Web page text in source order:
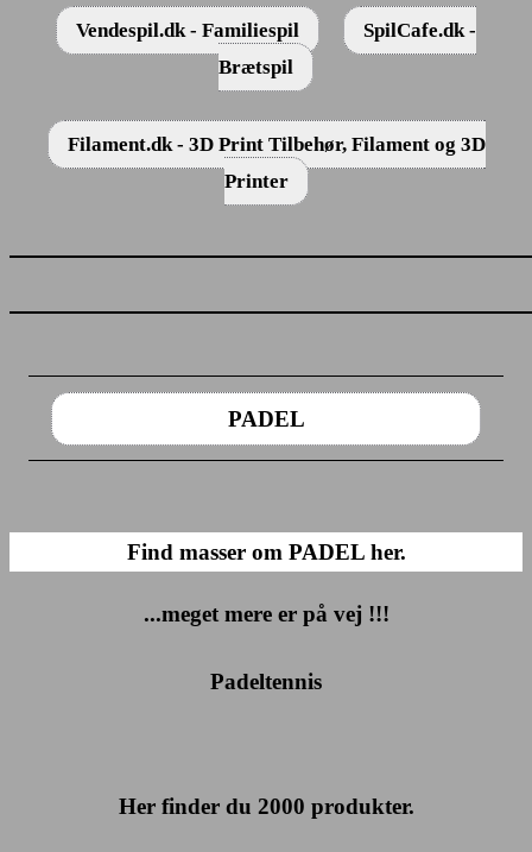
Vendespil.dk - Familiespil
SpilCafe.dk -
Brætspil
Filament.dk - 3D Print Tilbehør, Filament og 3D
Printer
PADEL
Find masser om PADEL her.
...meget mere er på vej !!!
Padeltennis
Her finder du 2000 produkter.